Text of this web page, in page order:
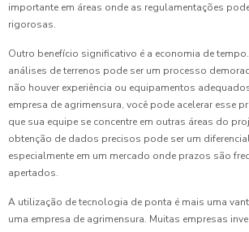
importante em áreas onde as regulamentações
rigorosas.
Outro benefício significativo é a economia de
análises de terrenos pode ser um processo
não houver experiência ou equipamentos
empresa de agrimensura, você pode acelerar esse
que sua equipe se concentre em outras áreas do
obtenção de dados precisos pode ser um
especialmente em um mercado onde prazos são
apertados.
A utilização de tecnologia de ponta é mais uma
uma empresa de agrimensura. Muitas empresas